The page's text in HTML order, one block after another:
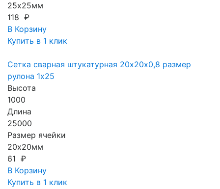
25х25мм
118 ₽
В Корзину
Купить в 1 клик
Сетка сварная штукатурная 20х20х0,8 размер
рулона 1х25
Высота
1000
Длина
25000
Размер ячейки
20х20мм
61 ₽
В Корзину
Купить в 1 клик